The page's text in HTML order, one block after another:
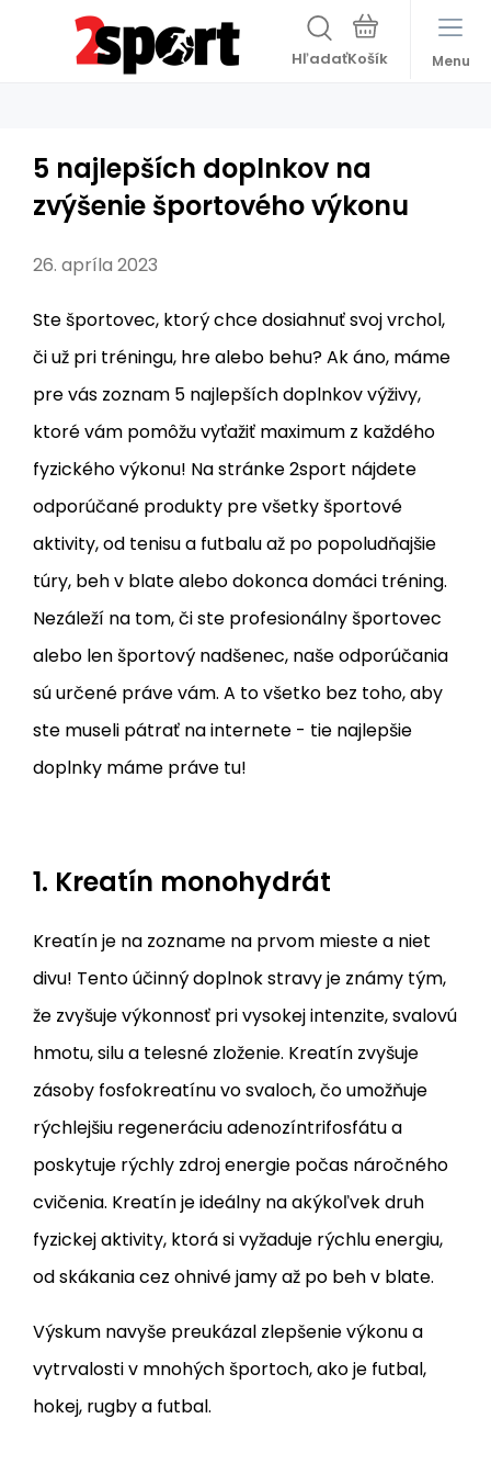
Hľadať Menu
5 najlepších doplnkov na
zvýšenie športového výkonu
26. apríla 2023
Ste športovec, ktorý chce dosiahnuť svoj vrchol,
či už pri tréningu, hre alebo behu? Ak áno, máme
pre vás zoznam 5 najlepších doplnkov výživy,
ktoré vám pomôžu vyťažiť maximum z každého
fyzického výkonu! Na stránke 2sport nájdete
odporúčané produkty pre všetky športové
aktivity, od tenisu a futbalu až po popoludňajšie
túry, beh v blate alebo dokonca domáci tréning.
Nezáleží na tom, či ste profesionálny športovec
alebo len športový nadšenec, naše odporúčania
sú určené práve vám. A to všetko bez toho, aby
ste museli pátrať na internete - tie najlepšie
doplnky máme práve tu!
1. Kreatín monohydrát
Kreatín je na zozname na prvom mieste a niet
divu! Tento účinný doplnok stravy je známy tým,
že zvyšuje výkonnosť pri vysokej intenzite, svalovú
hmotu, silu a telesné zloženie. Kreatín zvyšuje
zásoby fosfokreatínu vo svaloch, čo umožňuje
rýchlejšiu regeneráciu adenozíntrifosfátu a
poskytuje rýchly zdroj energie počas náročného
cvičenia. Kreatín je ideálny na akýkoľvek druh
fyzickej aktivity, ktorá si vyžaduje rýchlu energiu,
od skákania cez ohnivé jamy až po beh v blate.
Výskum navyše preukázal zlepšenie výkonu a
vytrvalosti v mnohých športoch, ako je futbal,
hokej, rugby a futbal.